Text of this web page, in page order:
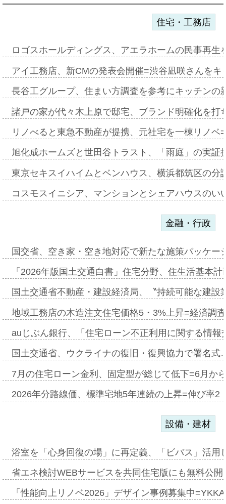
住宅・工務店
ロゴスホールディングス、アエラホームの民事再
アイ工務店、新CMの発表会開催=渋谷凪咲さんを
長谷工グループ、住まい方調査を参考にキッチン
諸戸の家が代々木上原で邸宅、ブランド明確化を
リノべると東急不動産が提携、元社宅を一棟リノ
旭化成ホームズと世田谷トラスト、「雨庭」の実
東京セキスイハイムとベンハウス、横浜都筑区の
コスモスイニシア、マンションとシェアハウスの
金融・行政
国交省、空き家・空き地対応で新たな施策パッケ
「2026年版国土交通白書」住宅分野、住生活基本
国土交通省不動産・建設経済局、〝持続可能な建
地域工務店の木造注文住宅価格5・3%上昇=経済調
auじぶん銀行、「住宅ローン不正利用に関する情
国土交通省、ウクライナの復旧・復興協力で署名
7月の住宅ローン金利、固定型が総じて低下=6月か
2026年分路線価、標準宅地5年連続の上昇=伸び率
設備・建材
浴室を「心身回復の場」に再定義、「ビバス」活
省エネ検討WEBサービスを共同住宅版にも無料公
「性能向上リノベ2026」デザイン事例募集中